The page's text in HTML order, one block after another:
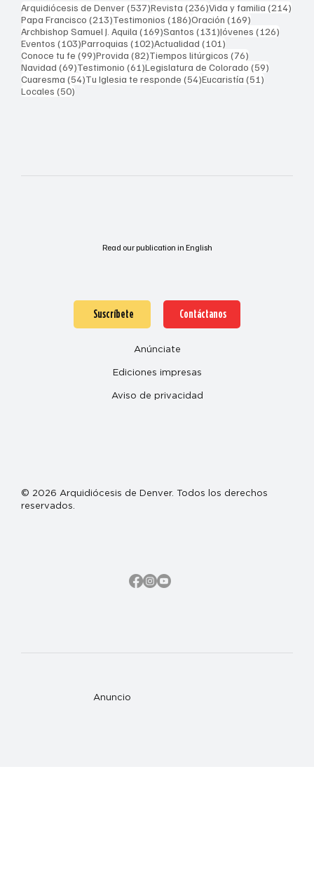
Arquidiócesis de Denver(537)537 entradas
Revista (236)236 entradas
Vida y familia (214)
Papa Francisco (213)213 entradas
Testimonios (186)186 entradas
Oración (169)
Archbishop Samuel J. Aquila (169)169 entradas
Santos (131)131 entradas
Jóvenes (126)
Eventos (103)103 entradas
Parroquias (102)102 entradas
Actualidad (101)
Conoce tu fe (99)99 entradas
Provida (82)82 entradas
Tiempos litúrgicos (76)
Navidad (69)69 entradas
Testimonio (61)61 entradas
Legislatura de Colorado (59)
Cuaresma (54)54 entradas
Tu Iglesia te responde (54)54 entradas
Eucaristía (51)
Locales (50)
Read our publication in English
Anuncio
Suscríbete Contáctanos
Anúnciate
Ediciones impresas
Aviso de privacidad
© 2026 Arquidiócesis de Denver. Todos los derechos
reservados.